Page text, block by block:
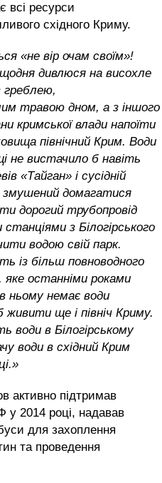
всі ресурси
східного Криму.
«не вір очам своїм»!
дивлюся на висохле
греблею,
травою дном, а з іншого
кримської влади напоїти
північний Крим. Води
не вистачило б навіть
«Тайган» і сусідній
змушений домагатися
дорогий трубопровід
з Білогірського
водою свій парк.
із більш повноводного
яке останніми роками
ньому немає води
ще і північ Криму.
води в Білогірському
води в східний Крим
активно підтримав
у 2014 році, надавав
для захоплення
та проведення